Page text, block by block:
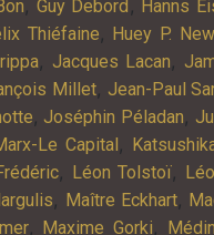
, Guy Debord , Hanns
Thiéfaine, Huey P.
, Jacques Lacan,
Millet, Jean-Paul
, Joséphin Péladan,
Le Capital ,
, Léon Tolstoï,
, Maître Eckhart,
, Maxime Gorki,